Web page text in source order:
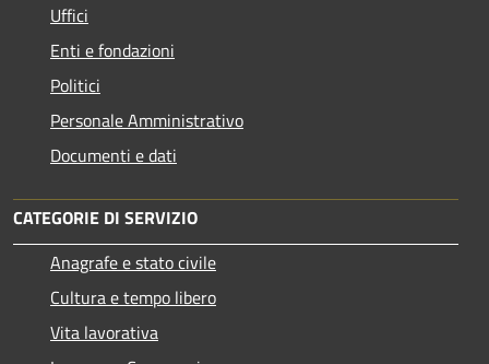
Uffici
Enti e fondazioni
Politici
Personale Amministrativo
Documenti e dati
CATEGORIE DI SERVIZIO
Anagrafe e stato civile
Cultura e tempo libero
Vita lavorativa